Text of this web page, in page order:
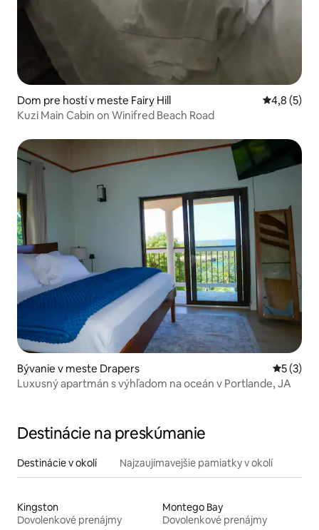
Dom pre hostí v meste Fairy Hill Priemerné
4,8 (5)
Kuzi Main Cabin on Winifred Beach Road
Bývanie v meste Drapers
5 (3)
Luxusný apartmán s výhľadom na oceán v Portlande, JA
Destinácie na preskúmanie
Destinácie v okolí Najzaujímavejšie pamiatky v okolí
Kingston
Dovolenkové prenájmy
Montego Bay
Dovolenkové prenájmy